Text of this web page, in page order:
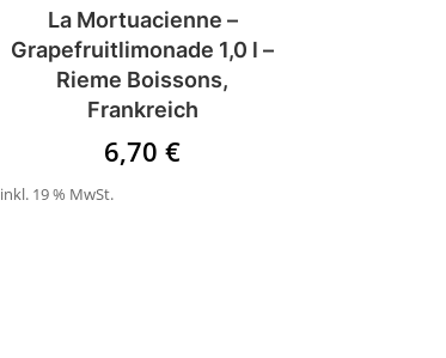
La Mortuacienne –
Grapefruitlimonade 1,0 l –
Rieme Boissons,
Frankreich
6,70€
inkl. 19 % MwSt.